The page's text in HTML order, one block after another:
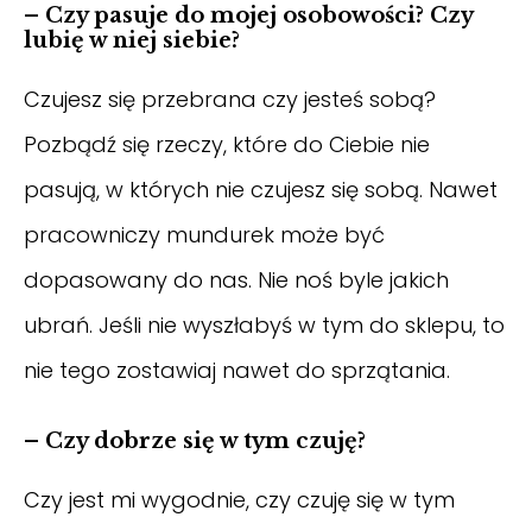
– Czy pasuje do mojej osobowości? Czy
lubię w niej siebie?
Czujesz się przebrana czy jesteś sobą?
Pozbądź się rzeczy, które do Ciebie nie
pasują, w których nie czujesz się sobą. Nawet
pracowniczy mundurek może być
dopasowany do nas. Nie noś byle jakich
ubrań. Jeśli nie wyszłabyś w tym do sklepu, to
nie tego zostawiaj nawet do sprzątania.
– Czy dobrze się w tym czuję?
Czy jest mi wygodnie, czy czuję się w tym